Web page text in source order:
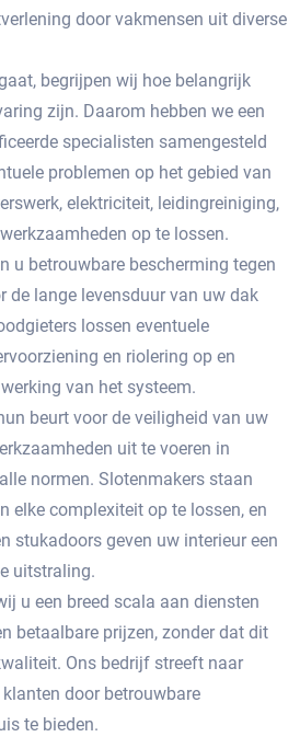
door vakmensen uit diverse
begrijpen wij hoe belangrijk
zijn. Daarom hebben we een
specialisten samengesteld
problemen op het gebied van
elektriciteit, leidingreiniging,
op te lossen.
u betrouwbare bescherming tegen
de lange levensduur van uw dak
lossen eventuele
en riolering op en
van het systeem.
beurt voor de veiligheid van uw
uit te voeren in
normen. Slotenmakers staan
elke complexiteit op te lossen, en
stukadoors geven uw interieur een
uitstraling.
u een breed scala aan diensten
betaalbare prijzen, zonder dat dit
Ons bedrijf streeft naar
door betrouwbare
te bieden.